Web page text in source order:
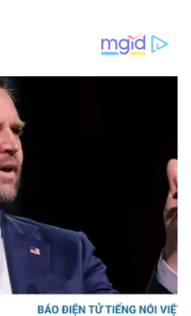
Thị trường
Giá vàng
Tiêu dùng
Tỷ giá
Chứng khoán
Giá cà phê